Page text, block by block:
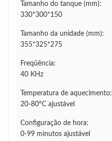
Tamanho do tanque (mm):
330*300*150
Tamanho da unidade (mm):
355*325*275
Freqüência:
40 KHz
Temperatura de aquecimento:
20-80°C ajustável
Configuração de hora:
0-99 minutos ajustável